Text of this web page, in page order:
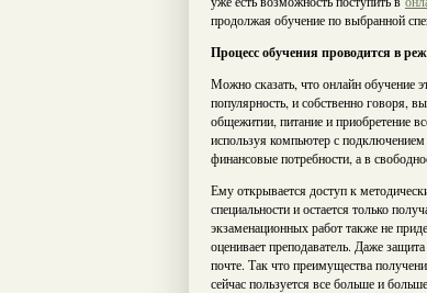
продолжая обучение по выбранной
Процесс обучения проводится в
Можно сказать, что онлайн обучение
популярность, и собственно говоря,
общежитии, питание и приобретение
используя компьютер с подключением
финансовые потребности, а в
Ему открывается доступ к
специальности и остается только
экзаменационных работ также не
оценивает преподаватель. Даже
почте. Так что преимущества
сейчас пользуется все больше и